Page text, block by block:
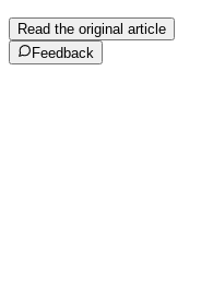
Read the original article
Feedback